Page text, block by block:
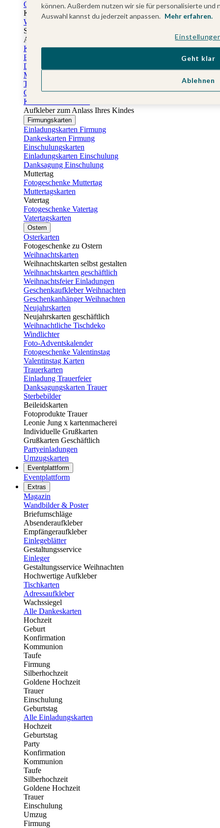
Gästebuch Taufe
Kartenbox Taufe
Willkommensschilder Taufe
Sticker Taufe
Absenderaufkleber Taufe
Konfirmationskarten
Einladungskarten Konfirmation
Danksagung Konfirmation
Menükarten Konfirmation
Tischkarten Konfirmation
Gästebuch Konfirmation
Kerzen Konfirmation
Aufkleber zum Anlass Ihres Kindes
Firmungskarten
Einladungskarten Firmung
Dankeskarten Firmung
Einschulungskarten
Einladungskarten Einschulung
Danksagung Einschulung
Muttertag
Fotogeschenke Muttertag
Muttertagskarten
Vatertag
Fotogeschenke Vatertag
Vatertagskarten
Ostern
Osterkarten
Fotogeschenke zu Ostern
Weihnachtskarten
Weihnachtskarten selbst gestalten
Weihnachtskarten geschäftlich
Weihnachtsfeier Einladungen
Geschenkaufkleber Weihnachten
Geschenkanhänger Weihnachten
Neujahrskarten
Neujahrskarten geschäftlich
Weihnachtliche Tischdeko
Windlichter
Foto-Adventskalender
Fotogeschenke Valentinstag
Valentinstag Karten
Trauerkarten
Einladung Trauerfeier
Danksagungskarten Trauer
Sterbebilder
Beileidskarten
Fotoprodukte Trauer
Leonie Jung x kartenmacherei
Individuelle Grußkarten
Grußkarten Geschäftlich
Partyeinladungen
Umzugskarten
Eventplattform
Eventplattform
Extras
Magazin
Wandbilder & Poster
Briefumschläge
Absenderaufkleber
Empfängeraufkleber
Einlegeblätter
Gestaltungsservice
Einleger
Gestaltungsservice Weihnachten
Hochwertige Aufkleber
Tischkarten
Adressaufkleber
Wachssiegel
Alle Dankeskarten
Hochzeit
Geburt
Konfirmation
Kommunion
Taufe
Firmung
Silberhochzeit
Goldene Hochzeit
Trauer
Einschulung
Geburtstag
Alle Einladungskarten
Hochzeit
Geburtstag
Party
Konfirmation
Kommunion
Taufe
Silberhochzeit
Goldene Hochzeit
Trauer
Einschulung
Umzug
Firmung
können. Außerdem nutzen wir sie für personalisierte
Auswahl kannst du jederzeit anpassen. Mehr erfahren.
Ablehnen
Geht klar